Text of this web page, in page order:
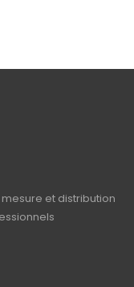
et distribution